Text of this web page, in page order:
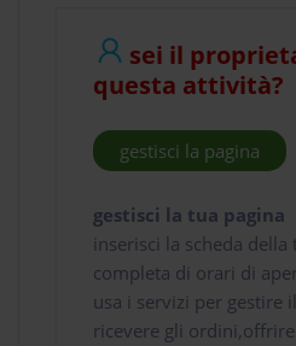
sei il
questa attività?
gestisci la pagina
gestisci la tua pagina
inserisci la scheda della
completa di orari di
usa i servizi per gestire
ricevere gli